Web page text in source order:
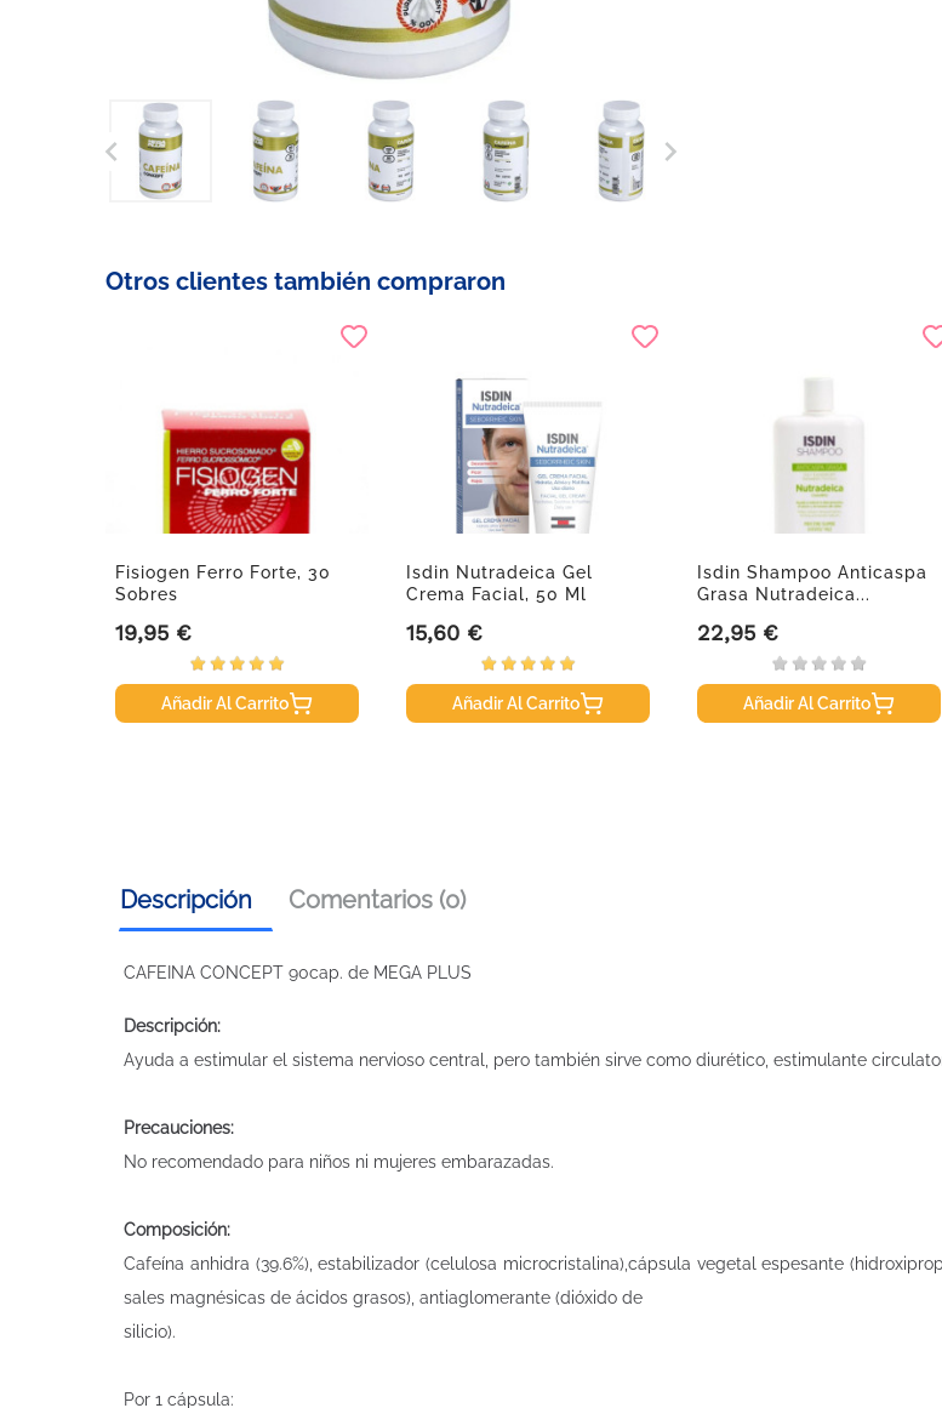
 
Otros clientes también compraron
Fisiogen Ferro Forte, 30
Sobres
Precio
19,95 €
Añadir Al Carrito
Isdin Nutradeica Gel
Crema Facial, 50 Ml
Precio
15,60 €
Añadir Al Carrito
Isdin Shampoo Anticaspa
Grasa Nutradeica...
Precio
22,95 €
Añadir Al Carrito
Descripción Comentarios (0)
CAFEINA CONCEPT 90cap. de MEGA PLUS
Descripción:
Ayuda a estimular el sistema nervioso central, pero también sirve como diurético, estimulante
Precauciones:
No recomendado para niños ni mujeres embarazadas.
Composición:
Cafeína anhidra (39.6%), estabilizador (celulosa microcristalina),cápsula vegetal espesante
sales magnésicas de ácidos grasos), antiaglomerante (dióxido de
silicio).
Por 1 cápsula: